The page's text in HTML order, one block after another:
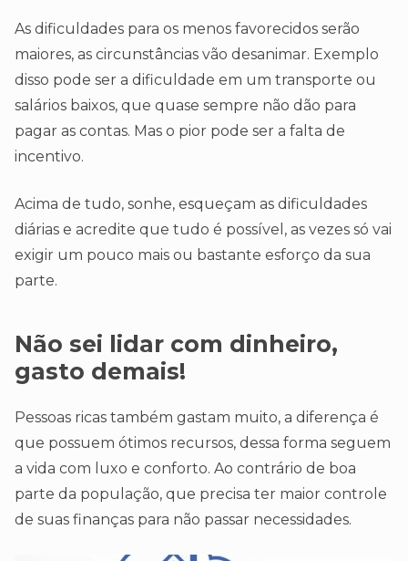
As dificuldades para os menos favorecidos serão
maiores, as circunstâncias vão desanimar. Exemplo
disso pode ser a dificuldade em um transporte ou
salários baixos, que quase sempre não dão para
pagar as contas. Mas o pior pode ser a falta de
incentivo.
Acima de tudo, sonhe, esqueçam as dificuldades
diárias e acredite que tudo é possível, as vezes só vai
exigir um pouco mais ou bastante esforço da sua
parte.
Não sei lidar com dinheiro,
gasto demais!
Pessoas ricas também gastam muito, a diferença é
que possuem ótimos recursos, dessa forma seguem
a vida com luxo e conforto. Ao contrário de boa
parte da população, que precisa ter maior controle
de suas finanças para não passar necessidades.